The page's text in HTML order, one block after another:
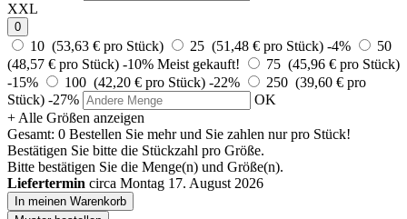
XXL
0
10 (53,63 € pro Stück) 25 (51,48 € pro Stück) -4%
50
(48,57 € pro Stück) -10% Meist gekauft!
75 (45,96 € pro Stück)
-15%
100 (42,20 € pro Stück) -22%
250 (39,60 € pro
Stück) -27%
OK
+ Alle Größen anzeigen
Gesamt: 0 Bestellen Sie mehr und Sie zahlen nurpro Stück!
Bestätigen Sie bitte die Stückzahl pro Größe.
Bitte bestätigen Sie die Menge(n) und Größe(n).
Liefertermin circa Montag 17. August 2026
In meinen Warenkorb